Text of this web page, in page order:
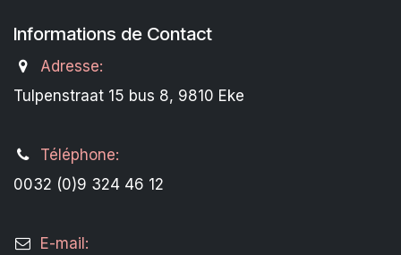
Informations de Contact
Adresse:
Tulpenstraat 15 bus 8, 9810 Eke
Téléphone:
0032 (0)9 324 46 12
E-mail: